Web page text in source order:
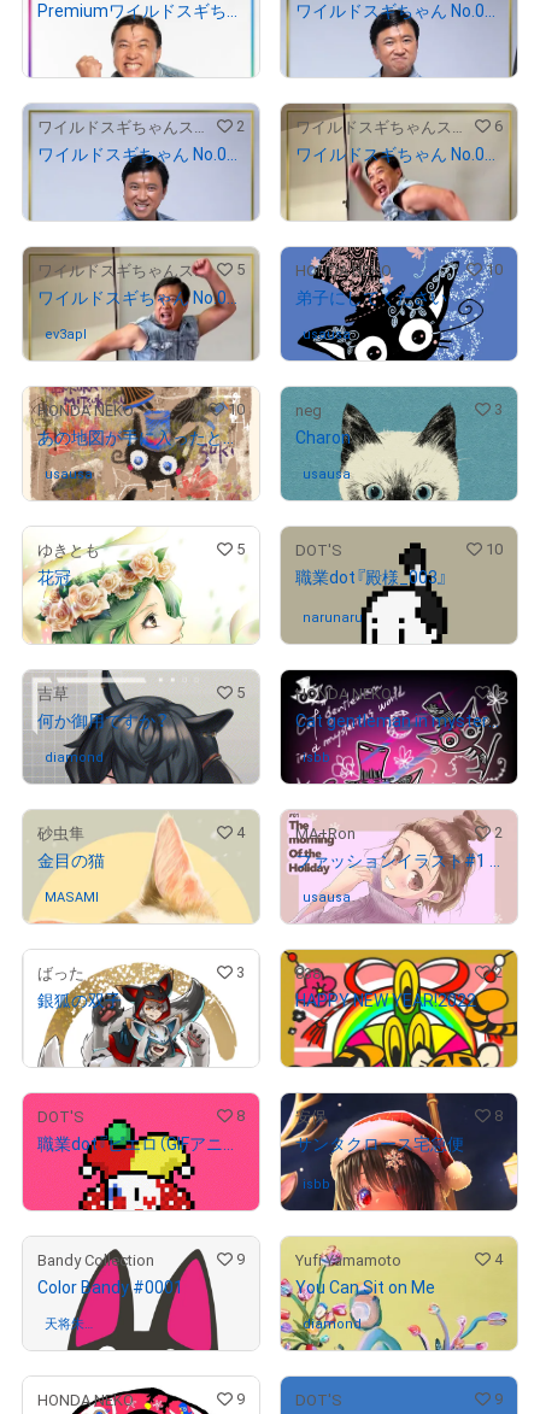
Premiumワイルドスギちゃん No.00001
500,000
ワイルドスギちゃん No.00002
ワイルドスギちゃんストア 2
ワイルドスギちゃん No.00143
ワイルドスギちゃんストア 6
ワイルドスギちゃん No.03119
¥5,000
ワイルドスギちゃんストア 5
ワイルドスギちゃん No.03131
ev3apl さんが保有中
HONDA NEKO 10
弟子にしてください
usausaさんが保有中
HONDA NEKO 10
あの地図が手に入ったときいたのだけどね
usausaさんが保有中
neg 3
Charon
usausa さんが保有中
ゆきとも 5
花冠
¥4,000
DOT'S 10
職業dot『殿様_003』
narunaru さんが保有中
吉草 5
何か御用ですか？
diamondさんが保有中
HONDA NEKO 6
Cat gentleman in mysterious world
isbb さんが保有中
砂虫隼 4
金目の猫
MASAMI さんが保有中
MA+Ron 2
ファッションイラスト#1 「The morning Of the Holiday」
usausaさんが保有中
ばった 3
銀狐の双子
¥6,000
838 2
HAPPY NEW YEAR!2022
¥1,000
DOT'S 8
職業dot『ピエロ（GIFアニメ）』
100,000
安保 8
サンタクロース宅急便
isbb さんが保有中
Bandy Collection 9
Color Bandy #0001
天将朱
雀/suzaku
さんが保有中
Yufi Yamamoto 4
You Can Sit on Me
diamondさんが保有中
HONDA NEKO 9 DOT'S 9